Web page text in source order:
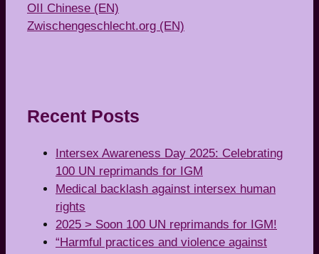
OII Chinese (EN)
Zwischengeschlecht.org (EN)
Recent Posts
Intersex Awareness Day 2025: Celebrating
100 UN reprimands for IGM
Medical backlash against intersex human
rights
2025 > Soon 100 UN reprimands for IGM!
“Harmful practices and violence against